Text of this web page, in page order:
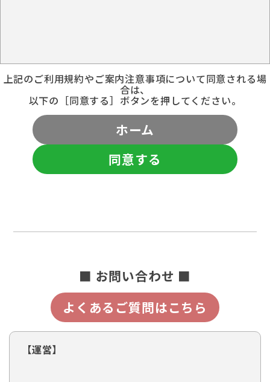
上記のご利用規約やご案内注意事項について同意される場
合は、
以下の［同意する］ボタンを押してください。
ホーム
同意する
■ お問い合わせ ■
よくあるご質問はこちら
【運営】